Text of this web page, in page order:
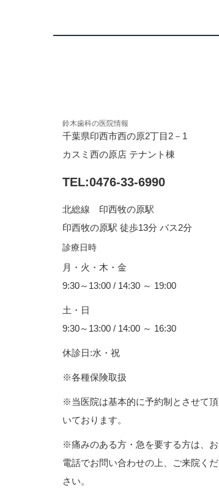
鈴木歯科の医院情報
千葉県印西市西の原2丁目2－1
カスミ西の原店 テナント棟
TEL:0476-33-6990
北総線 印西牧の原駅
印西牧の原駅 徒歩13分 バス2分
診療日時
月・火・木・金
9:30～13:00 / 14:30 ～ 19:00
土・日
9:30～13:00 / 14:00 ～ 16:30
休診日:水・祝
※各種保険取扱
※当医院は基本的に予約制とさせて頂
いております。
※痛みのある方・急を要する方は、お
電話でお問い合わせの上、ご来院くだ
さい。